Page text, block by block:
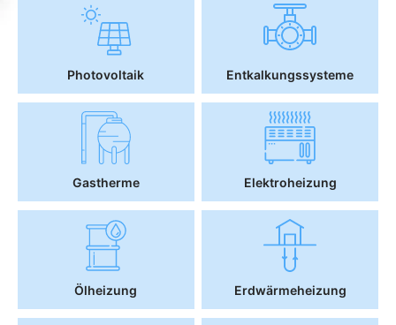
Photovoltaik Entkalkungssysteme
Gastherme Elektroheizung
Ölheizung Erdwärmeheizung